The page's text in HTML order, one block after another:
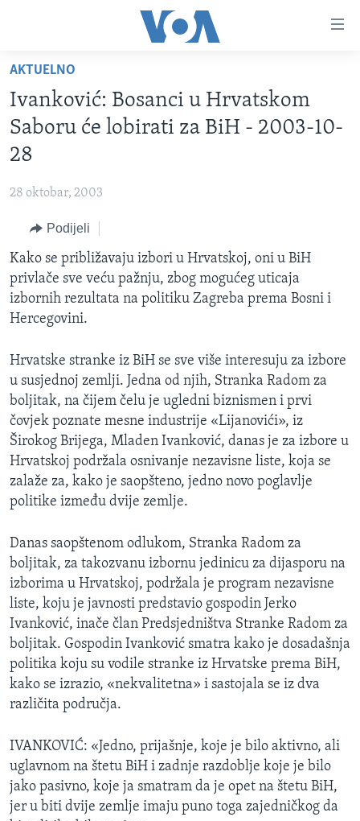
glavni
sadržaj
Pređi
na
glavnu
Idi
pretragu
TV PROGRAM
VIDEO
FOTOGRAFIJE DANA
SJEDINJENE AMERIČKE DRŽAVE
BOSNA I HERCEGOVINA
SVIJET
NAUKA I TEHNOLOGIJA
SPECIJALNI PROJEKTI
KORUPCIJA
SLOBODA MEDIJA
ŽENSKA STRANA
MAGAZIN
O GLASU AMERIKE
Learning English
PRATITE NAS
Jezici
AKTUELNO
Ivanković: Bosanci u Hrvatskom
Saboru će lobirati za BiH - 2003-10-
28
28 oktobar, 2003
Podijeli
Kako se približavaju izbori u Hrvatskoj, oni u BiH
privlače sve veću pažnju, zbog mogućeg uticaja
izbornih rezultata na politiku Zagreba prema Bosni i
Hercegovini.
Hrvatske stranke iz BiH se sve više interesuju za izbore
u susjednoj zemlji. Jedna od njih, Stranka Radom za
boljitak, na čijem čelu je ugledni biznismen i prvi
čovjek poznate mesne industrije «Lijanovići», iz
Širokog Brijega, Mladen Ivanković, danas je za izbore u
Hrvatskoj podržala osnivanje nezavisne liste, koja se
zalaže za, kako je saopšteno, jedno novo poglavlje
politike između dvije zemlje.
Danas saopštenom odlukom, Stranka Radom za
boljitak, za takozvanu izbornu jedinicu za dijasporu na
izborima u Hrvatskoj, podržala je program nezavisne
liste, koju je javnosti predstavio gospodin Jerko
Ivanković, inače član Predsjedništva Stranke Radom za
boljitak. Gospodin Ivanković smatra kako je dosadašnja
politika koju su vodile stranke iz Hrvatske prema BiH,
kako se izrazio, «nekvalitetna» i sastojala se iz dva
različita područja.
IVANKOVIĆ: «Jedno, prijašnje, koje je bilo aktivno, ali
uglavnom na štetu BiH i zadnje razdoblje koje je bilo
jako pasivno, koje ja smatram da je opet na štetu BiH,
jer u biti dvije zemlje imaju puno toga zajedničkog da